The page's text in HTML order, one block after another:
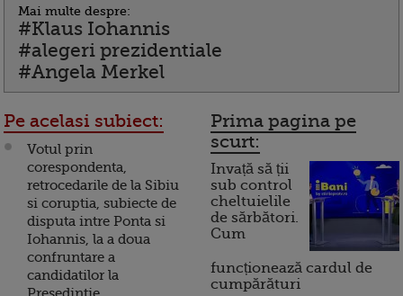
Mai multe despre:
#Klaus Iohannis
#alegeri prezidentiale
#Angela Merkel
Pe acelasi subiect:
Votul prin
corespondenta,
retrocedarile de la Sibiu
si coruptia, subiecte de
disputa intre Ponta si
Iohannis, la a doua
confruntare a
candidatilor la
Prima pagina pe
scurt:
Invață să ții
sub control
cheltuielile
de sărbători.
Cum
funcționează cardul de
cumpărături